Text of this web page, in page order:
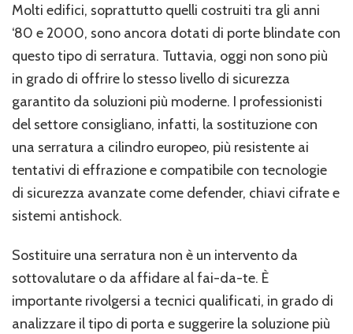
Molti edifici, soprattutto quelli costruiti tra gli anni
‘80 e 2000, sono ancora dotati di porte blindate con
questo tipo di serratura. Tuttavia, oggi non sono più
in grado di offrire lo stesso livello di sicurezza
garantito da soluzioni più moderne. I professionisti
del settore consigliano, infatti, la sostituzione con
una serratura a cilindro europeo, più resistente ai
tentativi di effrazione e compatibile con tecnologie
di sicurezza avanzate come defender, chiavi cifrate e
sistemi antishock.
Sostituire una serratura non è un intervento da
sottovalutare o da affidare al fai-da-te. È
importante rivolgersi a tecnici qualificati, in grado di
analizzare il tipo di porta e suggerire la soluzione più